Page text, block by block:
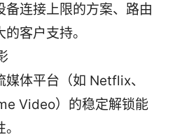
备连接上限的方案、路由
客户支持。
媒体平台（如 Netflix、
Video）的稳定解锁能